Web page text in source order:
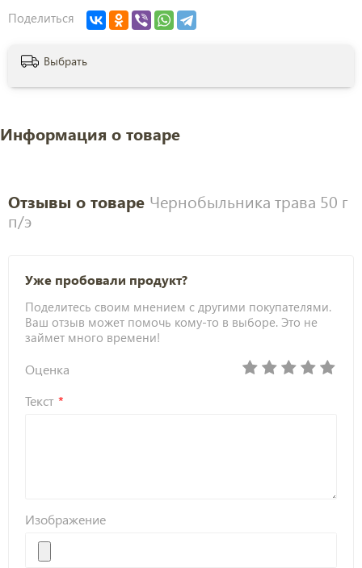
Поделиться
Выбрать
Информация о товаре
Отзывы о товаре Чернобыльника трава 50 г
п/э
Уже пробовали продукт?
Поделитесь своим мнением с другими покупателями.
Ваш отзыв может помочь кому-то в выборе. Это не
займет много времени!
Оценка
Текст
Изображение